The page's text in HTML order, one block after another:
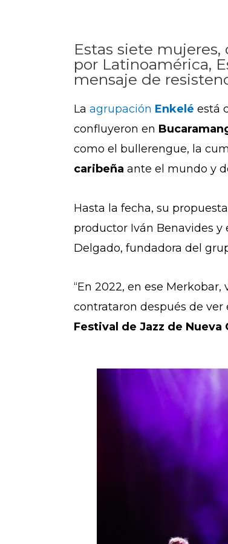
Estas siete
por Latinoamérica,
mensaje de
La agrupación Enkelé está
confluyeron en
como el bullerengue, la
caribeña ante el mundo y
Hasta la fecha, su
productor Iván Benavides y
Delgado, fundadora del
“En 2022, en ese
contrataron después de ver
Festival de Jazz de